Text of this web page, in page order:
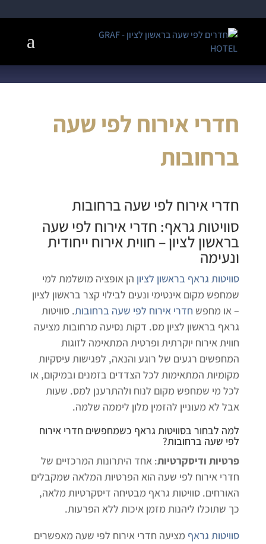
חדרי אירוח לפי שעה
ברחובות
חדרי אירוח לפי שעה ברחובות
סוויטות גראף: חדרי אירוח לפי שעה
בראשון לציון– חווית אירוח ייחודית
ונעימה
סוויטות גראף בראשון לציון הן אופציה מושלמת למי
שמחפש מקום אינטימי ונעים לבילוי קצר בראשון לציון
– או מחפש חדרי אירוח לפי שעה ברחובות. סוויטות
גראף בראשון לציון מס. דקות נסיעה מרחובות מציעה
חווית אירוח יוקרתית ופרטית המתאימה לזוגות
המחפשים רגעים של רוגע והנאה, לפגישות עיסקיות
מקומיות המתאימות לכל הצדדים בזמנים ובמיקום, או
לכל מי שמחפש מקום לנוח ולהתרענן למס. שעות
אבל לא מעוניין להזמין מלון ליממה שלמה.
למה לבחור בסוויטות גראף כשמחפשים חדרי אירוח
לפי שעה ברחובות?
פרטיות ודיסקרטיות: אחד היתרונות המרכזיים של
חדרי אירוח לפי שעה הוא הפרטיות המלאה שמקבלים
האורחים. סוויטות גראף מבטיחה דיסקרטיות מלאה,
כך שתוכלו ליהנות מזמן איכות ללא הפרעות.
סוויטות גראף מציעה חדרי אירוח לפי שעה מאפשרים